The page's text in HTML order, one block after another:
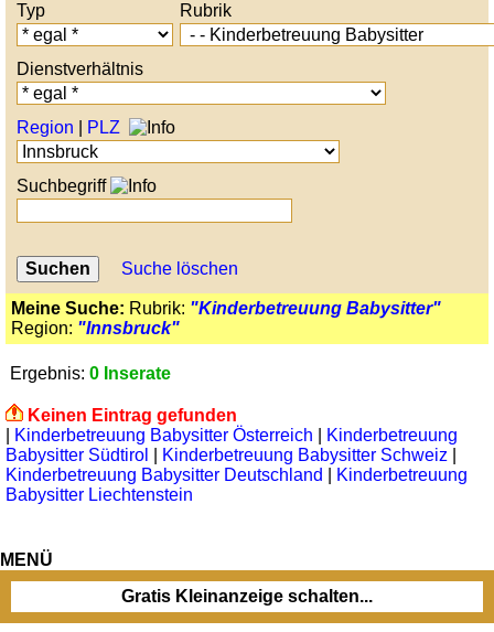
Typ
Rubrik
Dienstverhältnis
Region PLZ
Suchbegriff
Suche löschen
Meine Suche: Rubrik: "Kinderbetreuung Babysitter"
Region: "Innsbruck"
Ergebnis: 0 Inserate
Keinen Eintrag gefunden
Kinderbetreuung Babysitter Österreich
Kinderbetreuung
Babysitter Südtirol
Kinderbetreuung Babysitter Schweiz
Kinderbetreuung Babysitter Deutschland
Kinderbetreuung
Babysitter Liechtenstein
MENÜ
Gratis Kleinanzeige schalten...